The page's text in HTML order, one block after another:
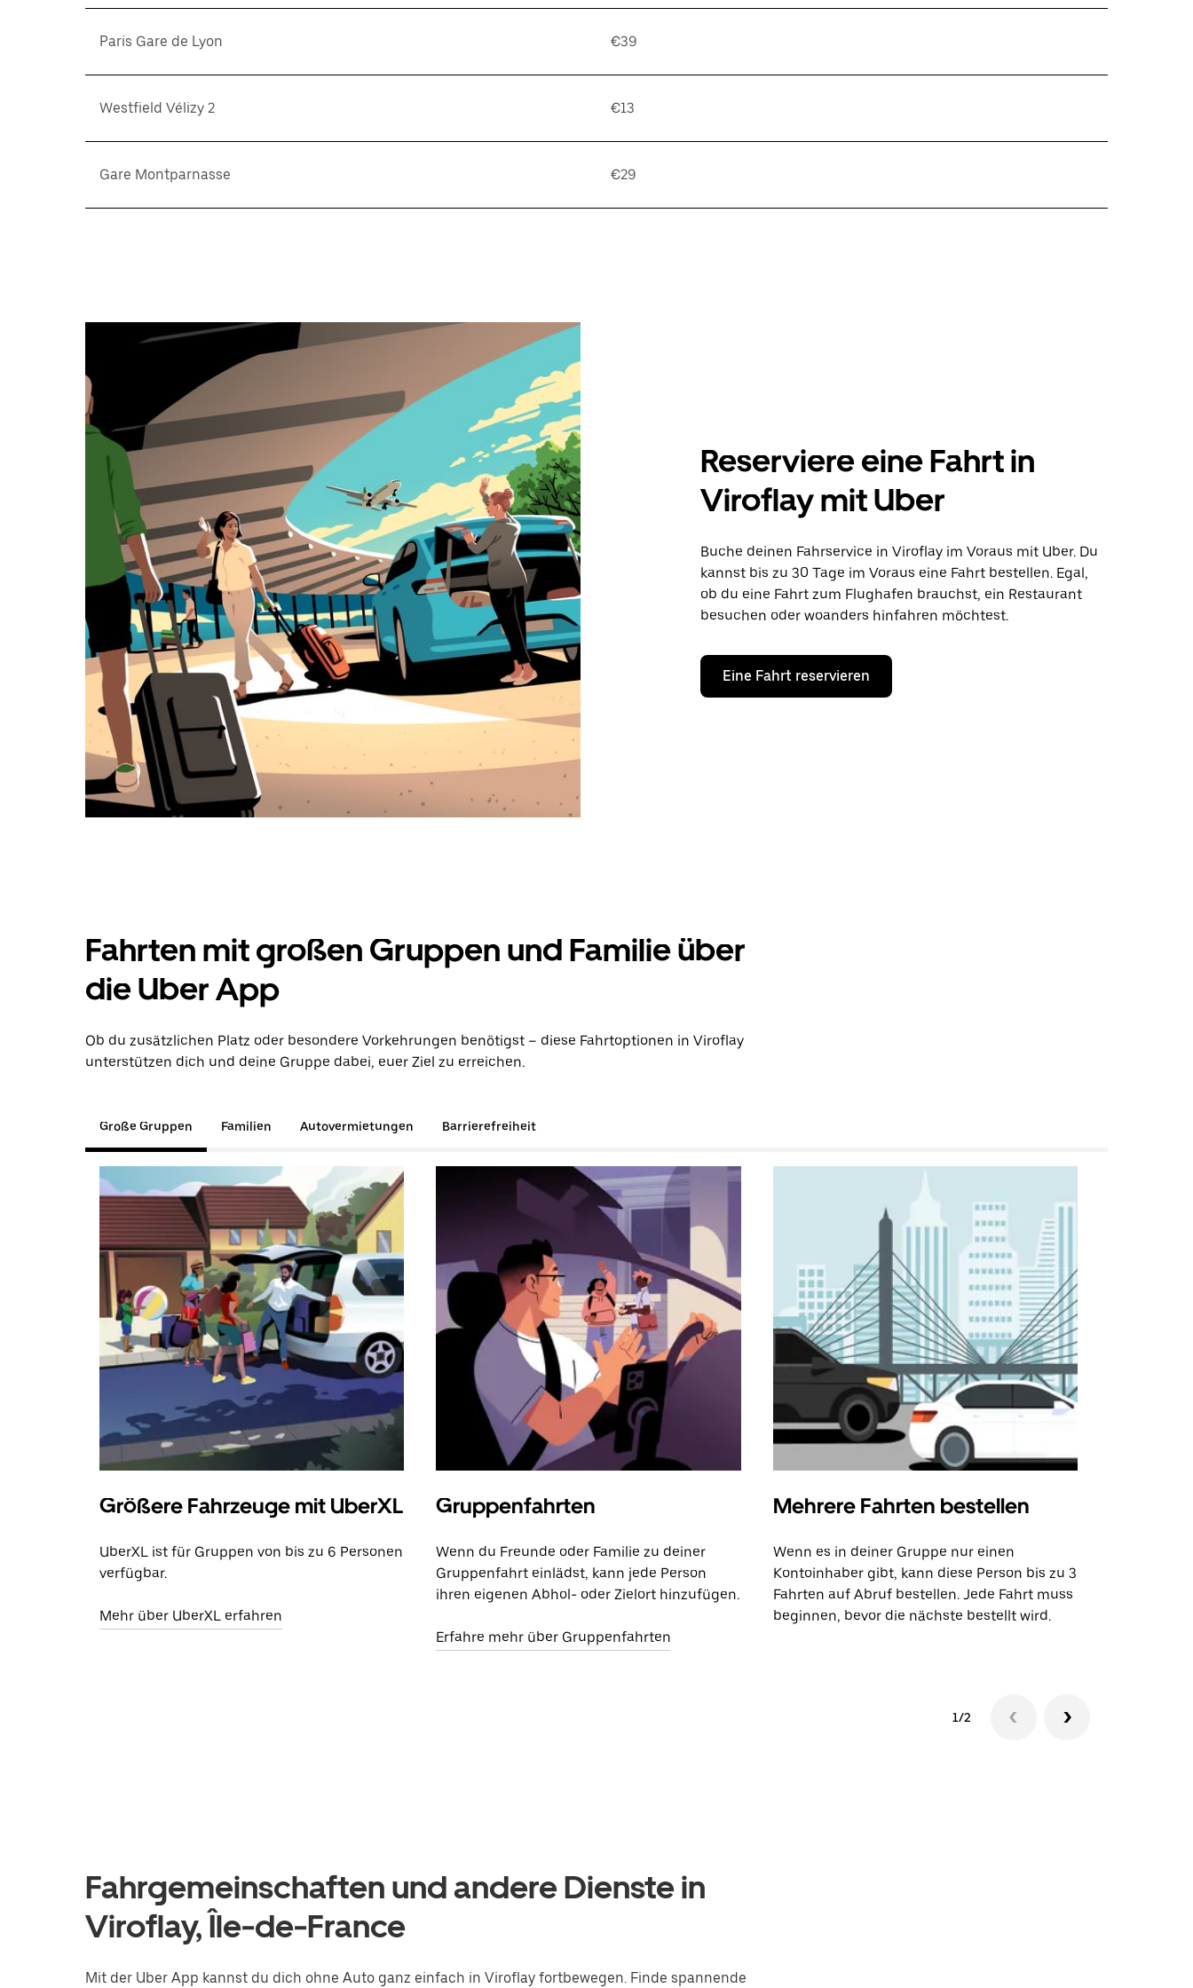
Paris Gare de Lyon €39
Westfield Vélizy 2 €13
Gare Montparnasse €29
Reserviere eine Fahrt in
Viroflay mit Uber
Buche deinen Fahrservice in Viroflay im Voraus mit Uber. Du
kannst bis zu 30 Tage im Voraus eine Fahrt bestellen. Egal,
ob du eine Fahrt zum Flughafen brauchst, ein Restaurant
besuchen oder woanders hinfahren möchtest.
Eine Fahrt reservieren
Fahrten mit großen Gruppen und Familie über
die Uber App
Ob du zusätzlichen Platz oder besondere Vorkehrungen benötigst – diese Fahrtoptionen in Viroflay
unterstützen dich und deine Gruppe dabei, euer Ziel zu erreichen.
Große Gruppen Familien Autovermietungen Barrierefreiheit
Größere Fahrzeuge mit UberXL
UberXL ist für Gruppen von bis zu 6 Personen
verfügbar.
Mehr über UberXL erfahren
Gruppenfahrten
Wenn du Freunde oder Familie zu deiner
Gruppenfahrt einlädst, kann jede Person
ihren eigenen Abhol- oder Zielort hinzufügen.
Erfahre mehr über Gruppenfahrten
Mehrere Fahrten bestellen
Wenn es in deiner Gruppe nur einen
Kontoinhaber gibt, kann diese Person bis zu 3
Fahrten auf Abruf bestellen. Jede Fahrt muss
beginnen, bevor die nächste bestellt wird.
1/2
Fahrgemeinschaften und andere Dienste in
Viroflay, Île-de-France
Mit der Uber App kannst du dich ohne Auto ganz einfach in Viroflay fortbewegen. Finde spannende